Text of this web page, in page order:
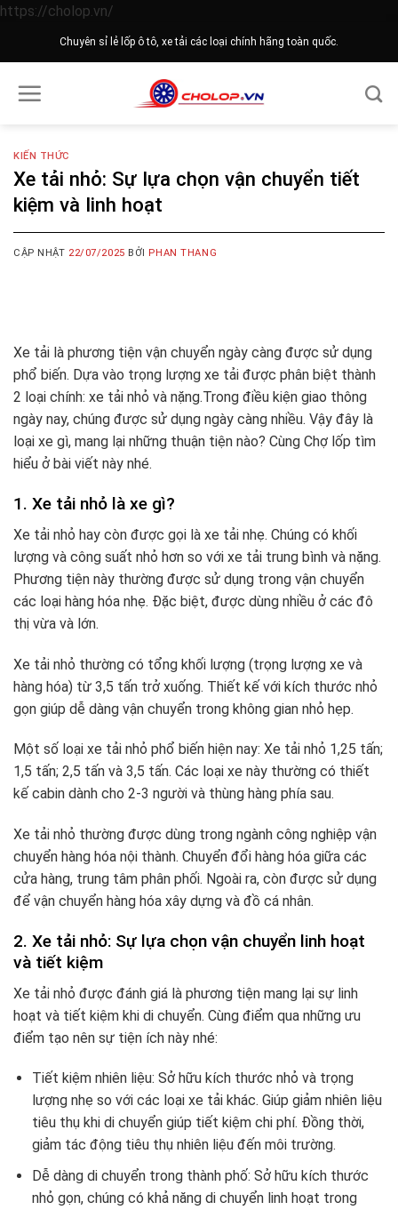
https://cholop.vn/
to
Chuyên sỉ lẻ lốp ô tô, xe tải các loại chính hãng toàn quốc.
KIẾN THỨC
Xe tải nhỏ: Sự lựa chọn vận chuyển tiết
kiệm và linh hoạt
CẬP NHẬT 22/07/2025 BỞI PHAN THANG
Xe tải là phương tiện vận chuyển ngày càng được sử dụng
phổ biến. Dựa vào trọng lượng xe tải được phân biệt thành
2 loại chính: xe tải nhỏ và nặng.Trong điều kiện giao thông
ngày nay, chúng được sử dụng ngày càng nhiều. Vậy đây là
loại xe gì, mang lại những thuận tiện nào? Cùng Chợ lốp tìm
hiểu ở bài viết này nhé.
1. Xe tải nhỏ là xe gì?
Xe tải nhỏ hay còn được gọi là xe tải nhẹ. Chúng có khối
lượng và công suất nhỏ hơn so với xe tải trung bình và nặng.
Phương tiện này thường được sử dụng trong vận chuyển
các loại hàng hóa nhẹ. Đặc biệt, được dùng nhiều ở các đô
thị vừa và lớn.
Xe tải nhỏ thường có tổng khối lượng (trọng lượng xe và
hàng hóa) từ 3,5 tấn trở xuống. Thiết kế với kích thước nhỏ
gọn giúp dễ dàng vận chuyển trong không gian nhỏ hẹp.
Một số loại xe tải nhỏ phổ biến hiện nay: Xe tải nhỏ 1,25 tấn;
1,5 tấn; 2,5 tấn và 3,5 tấn. Các loại xe này thường có thiết
kế cabin dành cho 2-3 người và thùng hàng phía sau.
Xe tải nhỏ thường được dùng trong ngành công nghiệp vận
chuyển hàng hóa nội thành. Chuyển đổi hàng hóa giữa các
cửa hàng, trung tâm phân phối. Ngoài ra, còn được sử dụng
để vận chuyển hàng hóa xây dựng và đồ cá nhân.
2. Xe tải nhỏ: Sự lựa chọn vận chuyển linh hoạt
và tiết kiệm
Xe tải nhỏ được đánh giá là phương tiện mang lại sự linh
hoạt và tiết kiệm khi di chuyển. Cùng điểm qua những ưu
điểm tạo nên sự tiện ích này nhé:
Tiết kiệm nhiên liệu: Sở hữu kích thước nhỏ và trọng
lượng nhẹ so với các loại xe tải khác. Giúp giảm nhiên liệu
tiêu thụ khi di chuyển giúp tiết kiệm chi phí. Đồng thời,
giảm tác động tiêu thụ nhiên liệu đến môi trường.
Dễ dàng di chuyển trong thành phố: Sở hữu kích thước
nhỏ gọn, chúng có khả năng di chuyển linh hoạt trong